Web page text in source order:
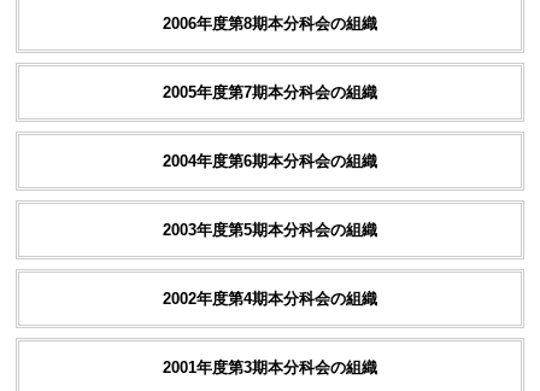
2006年度第8期本分科会の組織
2005年度第7期本分科会の組織
2004年度第6期本分科会の組織
2003年度第5期本分科会の組織
2002年度第4期本分科会の組織
2001年度第3期本分科会の組織